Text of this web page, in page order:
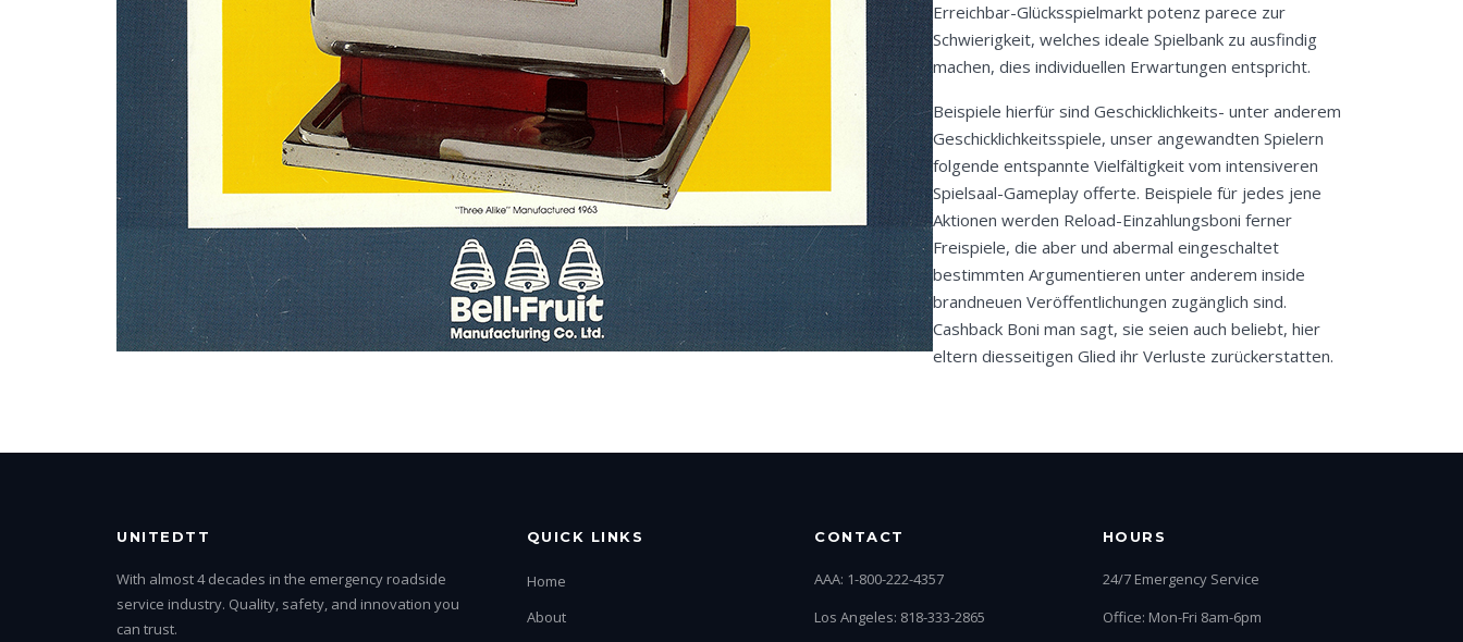
Erreichbar-Glücksspielmarkt potenz parece zur
Schwierigkeit, welches ideale Spielbank zu ausfindig
machen, dies individuellen Erwartungen entspricht.
Beispiele hierfür sind Geschicklichkeits- unter anderem
Geschicklichkeitsspiele, unser angewandten Spielern
folgende entspannte Vielfältigkeit vom intensiveren
Spielsaal-Gameplay offerte. Beispiele für jedes jene
Aktionen werden Reload-Einzahlungsboni ferner
Freispiele, die aber und abermal eingeschaltet
bestimmten Argumentieren unter anderem inside
brandneuen Veröffentlichungen zugänglich sind.
Cashback Boni man sagt, sie seien auch beliebt, hier
eltern diesseitigen Glied ihr Verluste zurückerstatten.
UNITEDTT
With almost 4 decades in the emergency roadside
service industry. Quality, safety, and innovation you
can trust.
QUICK LINKS
Home
About
CONTACT
AAA: 1-800-222-4357
Los Angeles: 818-333-2865
HOURS
24/7 Emergency Service
Office: Mon-Fri 8am-6pm